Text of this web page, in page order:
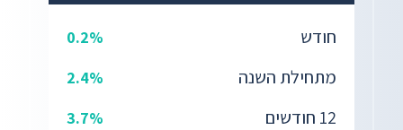
חודש 0.2%
מתחילת השנה 2.4%
12 חודשים 3.7%